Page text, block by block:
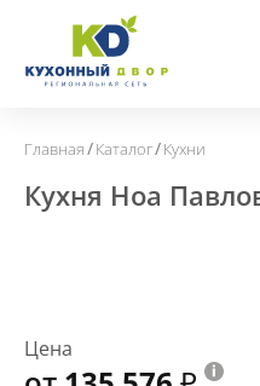
Главная/Каталог/Кухни
Кухня Ноа
Цена